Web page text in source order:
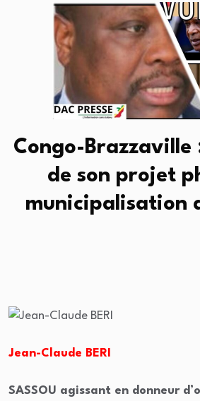
Congo-Brazzaville
de son projet
municipalisation
Jean-Claude BERI
SASSOU agissant en donneur